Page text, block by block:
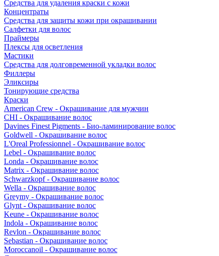
Средства для удаления краски с кожи
Концентраты
Средства для защиты кожи при окрашивании
Салфетки для волос
Праймеры
Плексы для осветления
Мастики
Средства для долговременной укладки волос
Филлеры
Эликсиры
Тонирующие средства
Краски
American Crew - Окрашивание для мужчин
CHI - Окрашивание волос
Davines Finest Pigments - Био-ламинирование волос
Goldwell - Окрашивание волос
L'Oreal Professionnel - Окрашивание волос
Lebel - Окрашивание волос
Londa - Окрашивание волос
Matrix - Окрашивание волос
Schwarzkopf - Окрашивание волос
Wella - Окрашивание волос
Greymy - Окрашивание волос
Glynt - Окрашивание волос
Keune - Окрашивание волос
Indola - Окрашивание волос
Revlon - Окрашивание волос
Sebastian - Окрашивание волос
Moroccanoil - Окрашивание волос